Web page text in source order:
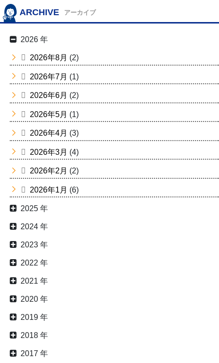
ARCHIVE アーカイブ
2026 年
2026年8月 (2)
2026年7月 (1)
2026年6月 (2)
2026年5月 (1)
2026年4月 (3)
2026年3月 (4)
2026年2月 (2)
2026年1月 (6)
2025 年
2024 年
2023 年
2022 年
2021 年
2020 年
2019 年
2018 年
2017 年